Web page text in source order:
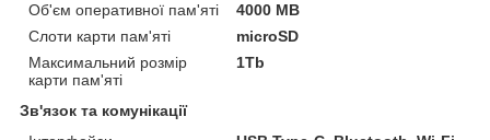
Об'єм оперативної пам'яті
4000 MB
Слоти карти пам'яті
microSD
Максимальний розмір
карти пам'яті
1Tb
Зв'язок та комунікації